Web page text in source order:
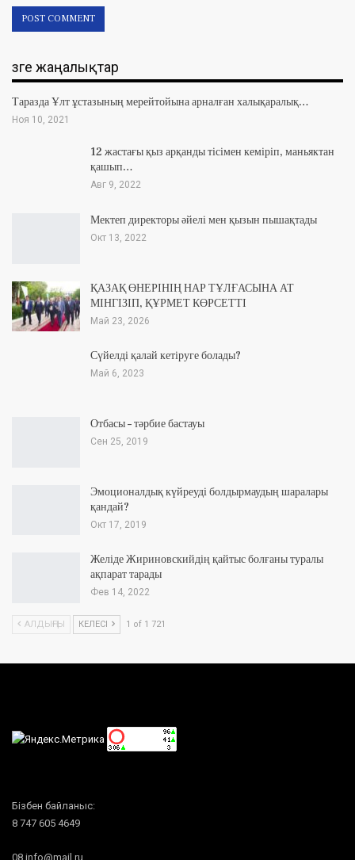
Өзге жаңалықтар
Таразда Ұлт ұстазының мерейтойына арналған халықаралық…
Ноя 10, 2021
12 жастағы қыз арқанды тісімен кеміріп, маньяктан
қашып…
Авг 9, 2022
Мектеп директоры әйелі мен қызын пышақтады
Окт 13, 2022
ҚАЗАҚ ӨНЕРІНІҢ НАР ТҰЛҒАСЫНА АТ
МІНГІЗІП, ҚҰРМЕТ КӨРСЕТТІ
Май 23, 2026
Сүйелді қалай кетіруге болады?
Май 6, 2023
Отбасы – тәрбие бастауы
Сен 25, 2019
Эмоционалдық күйреуді болдырмаудың шаралары
қандай?
Окт 17, 2019
Желіде Жириновскийдің қайтыс болғаны туралы
ақпарат тарады
Фев 14, 2022
АЛДЫҢҒЫ КЕЛЕСІ 1 of 1 721
Бізбен байланыс:
8 747 605 4649
08.info@mail.ru